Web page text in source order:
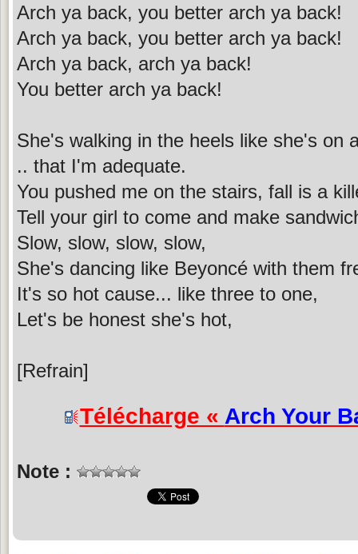
Arch ya back, you better arch ya back!
Arch ya back, you better arch ya back!
Arch ya back, arch ya back!
You better arch ya back!
She's walking in the heels like she's on
.. that I'm adequate.
You pushed me on the stairs, fall is a
Tell your girl to come and make
Slow, slow, slow, slow,
She's dancing like Beyoncé with them
It's so hot cause... like three to one,
Let's be honest she's hot,
[Refrain]
Télécharge « Arch Your
Note :